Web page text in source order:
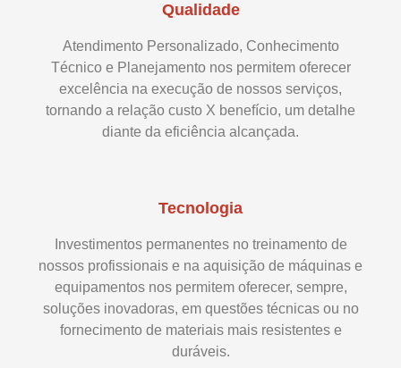
Qualidade
Atendimento Personalizado, Conhecimento
Técnico e Planejamento nos permitem oferecer
excelência na execução de nossos serviços,
tornando a relação custo X benefício, um detalhe
diante da eficiência alcançada.
Tecnologia
Investimentos permanentes no treinamento de
nossos profissionais e na aquisição de máquinas e
equipamentos nos permitem oferecer, sempre,
soluções inovadoras, em questões técnicas ou no
fornecimento de materiais mais resistentes e
duráveis.